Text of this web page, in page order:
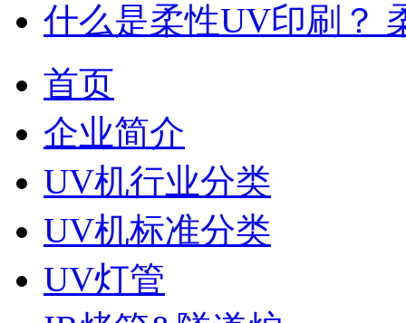
什么是柔性UV印刷？
首页
企业简介
UV机行业分类
UV机标准分类
UV灯管